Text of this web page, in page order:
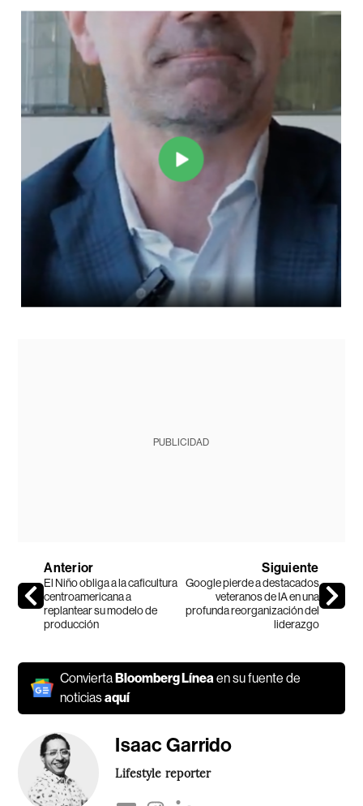
PUBLICIDAD
Anterior
El Niño obliga a la caficultura
centroamericana a
replantear su modelo de
producción
Siguiente
Google pierde a destacados
veteranos de IA en una
profunda reorganización del
liderazgo
ConviertaBloomberg Líneaen su fuente de
noticiasaquí
Isaac Garrido
Lifestyle reporter